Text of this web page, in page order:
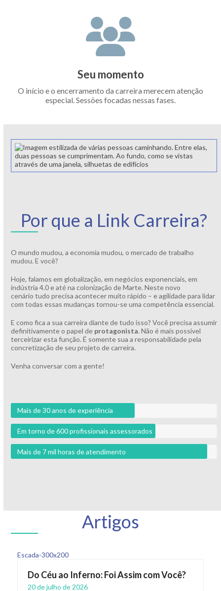
Seu momento
O início e o encerramento da carreira merecem atenção
especial. Sessões focadas nessas fases.
Por que a Link Carreira?
O mundo mudou, a economia mudou, o mercado de trabalho
mudou. E você?
Hoje, falamos em globalização, em negócios exponenciais, em
indústria 4.0 e até na colonização de Marte. Neste novo
cenário tudo precisa acontecer muito rápido – e agilidade para lidar
com todas essas mudanças tornou-se uma competência essencial.
E como fica a sua carreira diante de tudo isso? Você precisa assumir
definitivamente o papel de protagonista. Não é mais possível
terceirizar esta função. É somente sua a responsabilidade pela
concretização de seu projeto de carreira.
Venha conversar com a gente!
Mais de 30 anos de experiência
Em torno de 600 profissionais assessorados
Mais de 7 mil horas de atendimento
Artigos
Do Céu ao Inferno: Foi Assim com Você?
20 de julho de 2026